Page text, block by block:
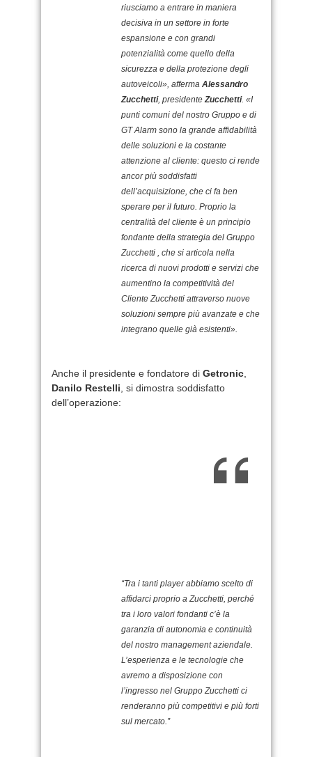
riusciamo a entrare in maniera
decisiva in un settore in forte
espansione e con grandi
potenzialità come quello della
sicurezza e della protezione degli
autoveicoli», afferma Alessandro
Zucchetti, presidente Zucchetti. «I
punti comuni del nostro Gruppo e di
GT Alarm sono la grande affidabilità
delle soluzioni e la costante
attenzione al cliente: questo ci rende
ancor più soddisfatti
dell’acquisizione, che ci fa ben
sperare per il futuro. Proprio la
centralità del cliente è un principio
fondante della strategia del Gruppo
Zucchetti , che si articola nella
ricerca di nuovi prodotti e servizi che
aumentino la competitività del
Cliente Zucchetti attraverso nuove
soluzioni sempre più avanzate e che
integrano quelle già esistenti».
Anche il presidente e fondatore di Getronic
Danilo Restelli , si dimostra soddisfatto
dell’operazione:
“Tra i tanti player abbiamo scelto di
affidarci proprio a Zucchetti, perché
tra i loro valori fondanti c’è la
garanzia di autonomia e continuità
del nostro management aziendale.
L’esperienza e le tecnologie che
avremo a disposizione con
l’ingresso nel Gruppo Zucchetti ci
renderanno più competitivi e più forti
sul mercato.”